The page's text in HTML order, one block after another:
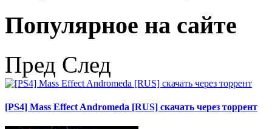
Популярное на сайте
Пред След
[PS4] Mass Effect Andromeda [RUS] скачать через торрент